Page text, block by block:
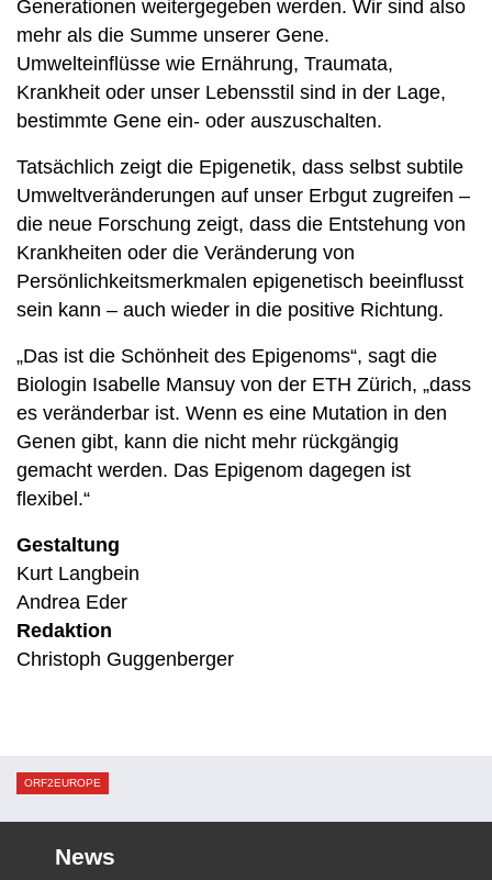
Generationen weitergegeben werden. Wir sind also
mehr als die Summe unserer Gene.
Umwelteinflüsse wie Ernährung, Traumata,
Krankheit oder unser Lebensstil sind in der Lage,
bestimmte Gene ein- oder auszuschalten.
Tatsächlich zeigt die Epigenetik, dass selbst subtile
Umweltveränderungen auf unser Erbgut zugreifen –
die neue Forschung zeigt, dass die Entstehung von
Krankheiten oder die Veränderung von
Persönlichkeitsmerkmalen epigenetisch beeinflusst
sein kann – auch wieder in die positive Richtung.
„Das ist die Schönheit des Epigenoms“, sagt die
Biologin Isabelle Mansuy von der ETH Zürich, „dass
es veränderbar ist. Wenn es eine Mutation in den
Genen gibt, kann die nicht mehr rückgängig
gemacht werden. Das Epigenom dagegen ist
flexibel.“
Gestaltung
Kurt Langbein
Andrea Eder
Redaktion
Christoph Guggenberger
ORF2EUROPE
News